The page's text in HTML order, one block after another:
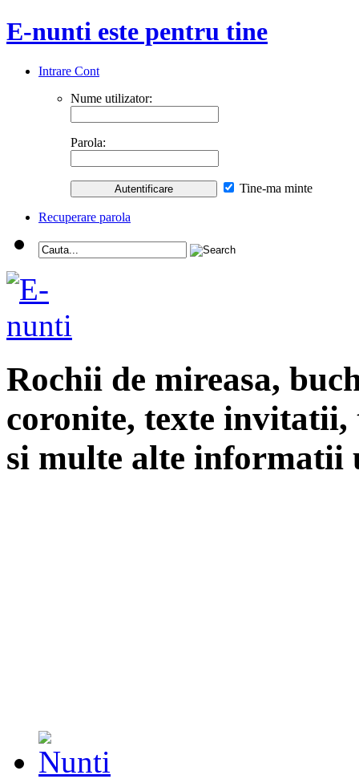
E-nunti este pentru tine
Intrare Cont
Nume utilizator:
Parola:
Tine-ma minte
Recuperare parola
Rochii de mireasa,
coronite, texte
si multe alte informatii